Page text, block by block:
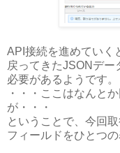
API接続を進めていく
戻ってきたJSONデー
必要があるようです。
・・・ここはなんと
が・・・
ということで、今回
フィールドをひとつ